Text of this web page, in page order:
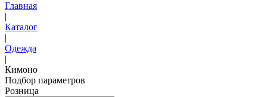
Главная
|
Каталог
|
Одежда
|
Кимоно
Подбор параметров
Розница